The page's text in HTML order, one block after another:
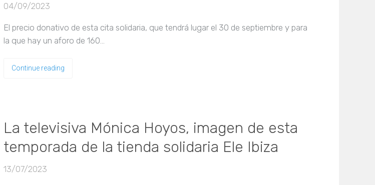
04/09/2023
El precio donativo de esta cita solidaria, que tendrá lugar el 30 de septiembre y para
la que hay un aforo de 160…
Continue reading
La televisiva Mónica Hoyos, imagen de esta
temporada de la tienda solidaria Ele Ibiza
13/07/2023